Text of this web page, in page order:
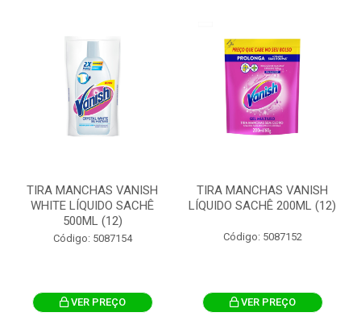
TIRA MANCHAS VANISH
WHITE LÍQUIDO SACHÊ
500ML (12)
Código: 5087154
VER PREÇO
TIRA MANCHAS VANISH
LÍQUIDO SACHÊ 200ML (12)
Código: 5087152
VER PREÇO